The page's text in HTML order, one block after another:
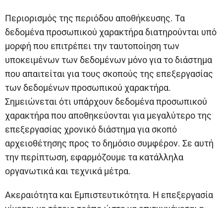
Περιορισμός της περιόδου αποθήκευσης. Τα
δεδομένα προσωπικού χαρακτήρα διατηρούνται υπό
μορφή που επιτρέπει την ταυτοποίηση των
υποκειμένων των δεδομένων μόνο για το διάστημα
που απαιτείται για τους σκοπούς της επεξεργασίας
των δεδομένων προσωπικού χαρακτήρα.
Σημειώνεται ότι υπάρχουν δεδομένα προσωπικού
χαρακτήρα που αποθηκεύονται για μεγαλύτερο της
επεξεργασίας χρονικό διάστημα για σκοπό
αρχειοθέτησης προς το δημόσιο συμφέρον. Σε αυτή
την περίπτωση, εφαρμόζουμε τα κατάλληλα
οργανωτικά και τεχνικά μέτρα.
Ακεραιότητα και Εμπιστευτικότητα. Η επεξεργασία